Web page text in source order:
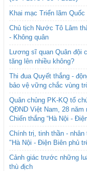
Khai mạc Triển lãm
Chủ tịch Nước Tô Lâm
- Không quân
Lương sĩ quan Quân đội
tăng lên nhiều không?
Thi đua Quyết thắng -
bảo vệ vững chắc vùng
Quân chủng PK-KQ tổ
QĐND Việt Nam, 28 năm
Chiến thắng “Hà Nội -
Chính trị, tinh thần - nhân
"Hà Nội - Điện Biên phủ
Cảnh giác trước những
thù địch